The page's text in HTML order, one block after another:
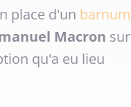
place d'un barnum
Macron sur
qu'a eu lieu